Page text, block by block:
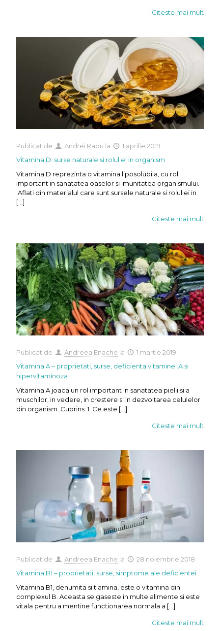
Citeste mai mult
Publicat de Andrei Radu la
1 aprilie 2019
Vitamina D: surse naturale si rolul ei in organism
Vitamina D reprezinta o vitamina liposolubila, cu rol
important in sanatatea oaselor si imunitatea organismului.
Aflati din materialul care sunt sursele naturale si rolul ei in
[…]
Citeste mai mult
Publicat de Andreea Enache la
1 martie 2019
Vitamina A – proprietati, surse, deficienta vitaminei A si
hipervitaminoza
Vitamina A joaca un rol important in sanatatea pielii si a
muschilor, in vedere, in crestere si in dezvoltarea celulelor
din organism. Cuprins: 1. Ce este […]
Citeste mai mult
Publicat de Andreea Enache la
28 noiembrie 2018
Vitamina B1 – proprietati, surse, simptome ale deficientei
Vitamina B1, denumita si tiamina, este o vitamina din
complexul B. Aceasta se gaseste in multe alimente si este
vitala pentru a mentine functionarea normala a […]
Citeste mai mult